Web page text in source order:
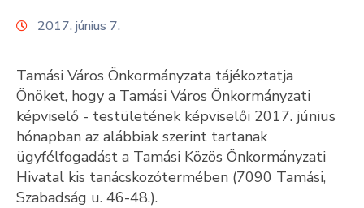
Polgármesteri
Közérdekű
Turizmus
Fejlesztések
Média
2017. június 7.
Tamási Város Önkormányzata tájékoztatja
Önöket, hogy a Tamási Város Önkormányzati
képviselő - testületének képviselői 2017. június
hónapban az alábbiak szerint tartanak
ügyfélfogadást a Tamási Közös Önkormányzati
Hivatal kis tanácskozótermében (7090 Tamási,
Szabadság u. 46-48.).